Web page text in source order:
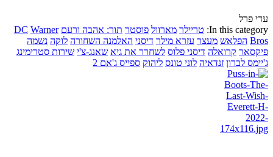
עדי פרל
In this category: טריילר מארוול פוסטר תור: אהבה ורעם DC Warner
Bros הפלאש מעצר עזרא מילר דיסני האלמנה השחורה לוקה נשמה
פיקסאר קרואלה דיסני פלוס לשחרר את גיא שאנג-צ'י שירות סטרימינג
ג'יימס לברון זנדאיה לוני טונס ליהוק ספייס ג'אם 2